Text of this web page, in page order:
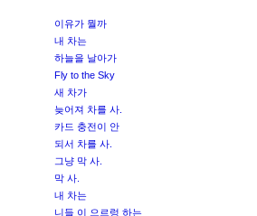
이유가 뭘까
내 차는
하늘을 날아가
Fly to the Sky
새 차가
늦어져 차를 사.
카드 충전이 안
되서 차를 사.
그냥 막 사.
막 사.
내 차는
니들 이 으르렁 하는